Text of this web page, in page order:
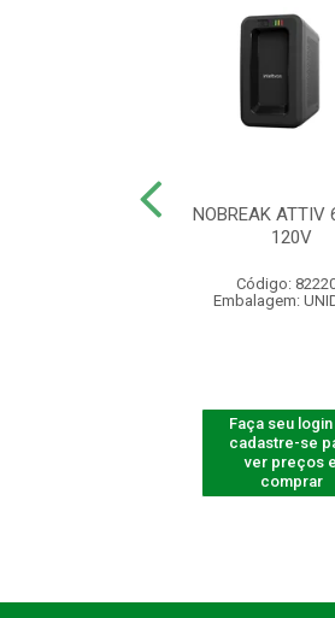
NOBREAK ATTIV
120V
Código:
Embalagem:
Faça seu login
cadastre-se
ver preços e
comprar